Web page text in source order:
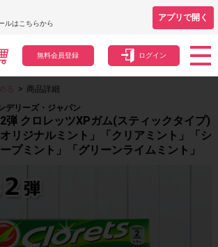
ルはこちらから
アプリで開く
無料会員登録 ログイン
る > 商品詳細
デリーズ・ジャパン
弾 クロレッツXPガム(スティックタイプ)
オリジナルミント」「クリアミント」「シ
プミント」「グリーンライムミント」